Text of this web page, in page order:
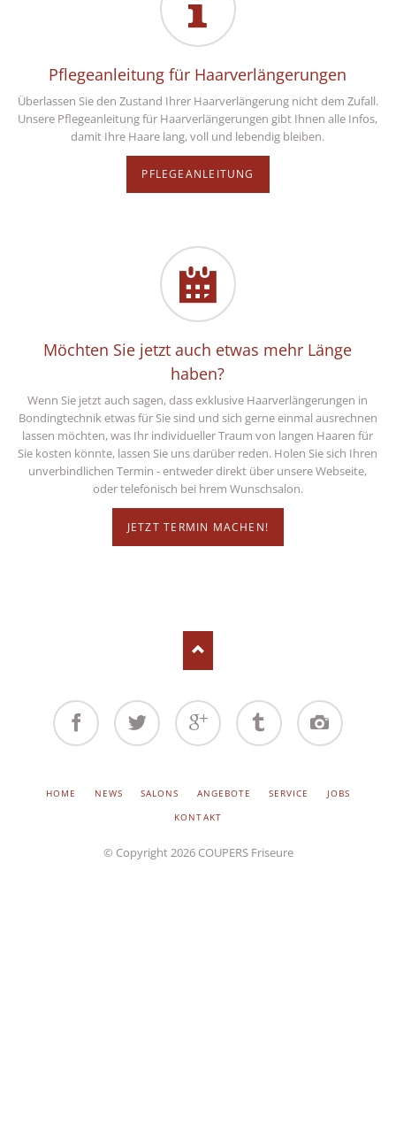
Pflegeanleitung für Haarverlängerungen
Überlassen Sie den Zustand Ihrer Haarverlängerung nicht dem Zufall.
Unsere Pflegeanleitung für Haarverlängerungen gibt Ihnen alle Infos,
damit Ihre Haare lang, voll und lebendig bleiben.
PFLEGEANLEITUNG
Möchten Sie jetzt auch etwas mehr Länge
haben?
Wenn Sie jetzt auch sagen, dass exklusive Haarverlängerungen in
Bondingtechnik etwas für Sie sind und sich gerne einmal ausrechnen
lassen möchten, was Ihr individueller Traum von langen Haaren für
Sie kosten könnte, lassen Sie uns darüber reden. Holen Sie sich Ihren
unverbindlichen Termin - entweder direkt über unsere Webseite,
oder telefonisch bei hrem Wunschsalon.
JETZT TERMIN MACHEN!
NAVIGATION
HOME NEWS SALONS ANGEBOTE SERVICE
JOBS
KONTAKT
© Copyright 2026 COUPERS Friseure